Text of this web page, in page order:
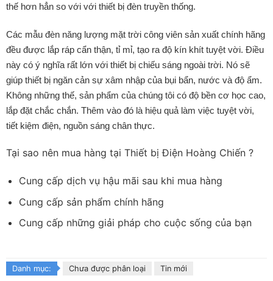
thế hơn hẳn so với với thiết bị đèn truyền thống.
Các mẫu đèn năng lượng mặt trời công viên sản xuất chính hãng
đều được lắp ráp cẩn thận, tỉ mỉ, tạo ra độ kín khít tuyệt vời. Điều
này có ý nghĩa rất lớn với thiết bị chiếu sáng ngoài trời. Nó sẽ
giúp thiết bị ngăn cản sự xâm nhập của bụi bẩn, nước và độ ẩm.
Không những thế, sản phẩm của chúng tôi có độ bền cơ học cao,
lắp đặt chắc chắn. Thêm vào đó là hiệu quả làm việc tuyệt vời,
tiết kiệm điện, nguồn sáng chân thực.
Tại sao nên mua hàng tại Thiết bị Điện Hoàng Chiến ?
Cung cấp dịch vụ hậu mãi sau khi mua hàng
Cung cấp sản phẩm chính hãng
Cung cấp những giải pháp cho cuộc sống của bạn
Danh mục: Chưa được phân loại Tin mới